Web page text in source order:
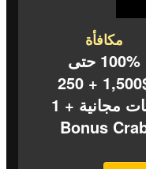
مكافأة
100% حتى
$1,500 + 250
لفات مجانية + 1
Bonus